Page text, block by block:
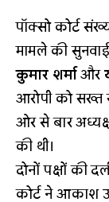
पॉक्सो कोर्ट
मामले की
कुमार शर्माऔर
आरोपी को सख्त
ओर से बार
की थी।
दोनों पक्षों की
कोर्ट ने आकाश